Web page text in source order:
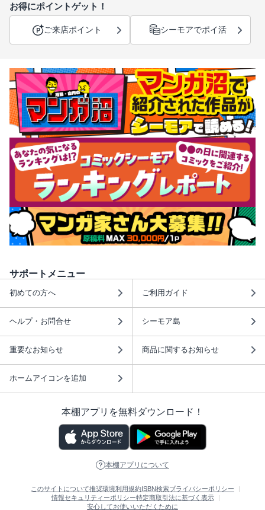
お得にポイントゲット！
ご来店ポイント シーモアでポイ活
サポートメニュー
初めての方へ ご利用ガイド
ヘルプ・お問合せ シーモア島
重要なお知らせ 商品に関するお知らせ
ホームアイコンを追加
本棚アプリを無料ダウンロード！
本棚アプリについて
このサイトについて推奨環境利用規約ISBN検索プライバシーポリシー
情報セキュリティーポリシー特定商取引法に基づく表示
安心してお使いいただくために